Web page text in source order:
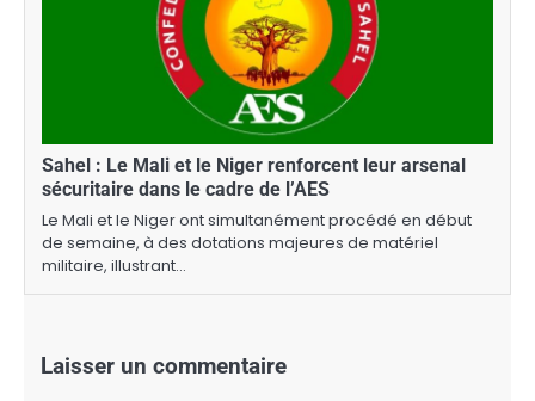
Sahel : Le Mali et le Niger renforcent leur arsenal
sécuritaire dans le cadre de l’AES
Le Mali et le Niger ont simultanément procédé en début
de semaine, à des dotations majeures de matériel
militaire, illustrant…
Laisser un commentaire